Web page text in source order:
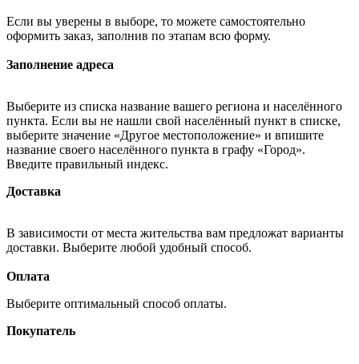
Если вы уверены в выборе, то можете самостоятельно
оформить заказ, заполнив по этапам всю форму.
Заполнение адреса
Выберите из списка название вашего региона и населённого
пункта. Если вы не нашли свой населённый пункт в списке,
выберите значение «Другое местоположение» и впишите
название своего населённого пункта в графу «Город».
Введите правильный индекс.
Доставка
В зависимости от места жительства вам предложат варианты
доставки. Выберите любой удобный способ.
Оплата
Выберите оптимальный способ оплаты.
Покупатель